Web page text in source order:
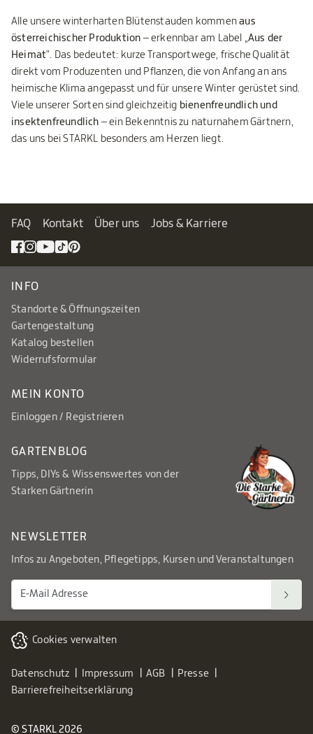
Alle unsere winterharten Blütenstauden kommenaus
österreichischer Produktion – erkennbar am Label „Aus der
Heimat". Das bedeutet: kurze Transportwege, frische Qualität
direkt vom Produzenten und Pflanzen, die von Anfang an ans
heimische Klima angepasst und für unsere Winter gerüstet sind.
Viele unserer Sorten sind gleichzeitig bienenfreundlich und
insektenfreundlich – ein Bekenntnis zu naturnahem Gärtnern,
das uns bei STARKL besonders am Herzen liegt.
FAQ Kontakt Über uns Jobs & Karriere
INFO
Standorte & Öffnungszeiten
Gartengestaltung
Katalog bestellen
Widerrufsformular
MEIN KONTO
Einloggen / Registrieren
GARTENBLOG
Tipps, DIYs & Wissenswertes von der
Starken Gärtnerin
NEWSLETTER
Infos zu Angeboten, Pflegetipps, Kursen und Veranstaltungen
Cookies verwalten
Datenschutz Impressum AGB
Presse
Barrierefreiheitserklärung
© STARKL 2026